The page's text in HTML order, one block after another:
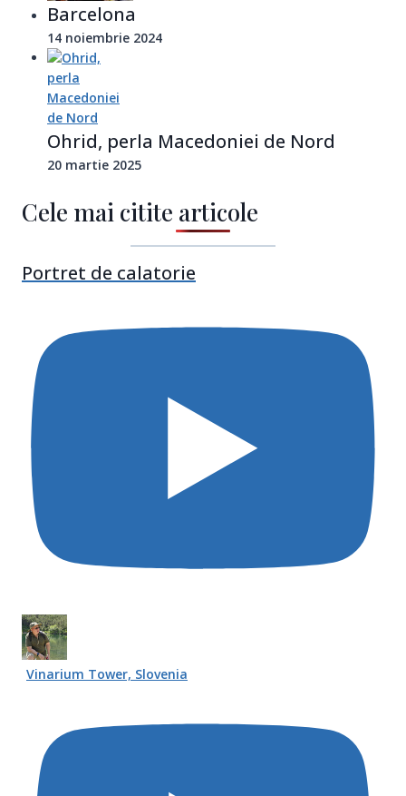
Barcelona
14 noiembrie 2024
Ohrid, perla Macedoniei de Nord
20 martie 2025
Cele mai citite articole
Portret de calatorie
Vinarium Tower, Slovenia